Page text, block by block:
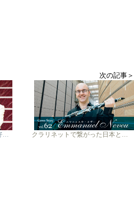
音楽に限らず、様々なことに好奇心を持つことが大切
次の記事＞
クラリネットで繋がった日本との縁